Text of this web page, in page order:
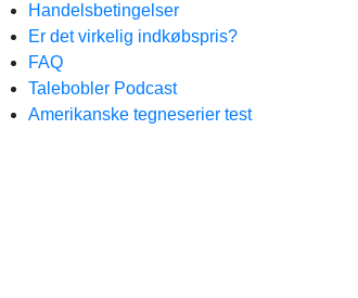
Handelsbetingelser
Er det virkelig indkøbspris?
FAQ
Talebobler Podcast
Amerikanske tegneserier test